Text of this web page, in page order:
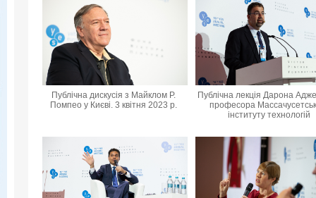
Публічна дискусія з Майклом Р.
Помпео у Києві. 3 квітня 2023 р.
Публічна лекція Дарона
професора
інституту технологій